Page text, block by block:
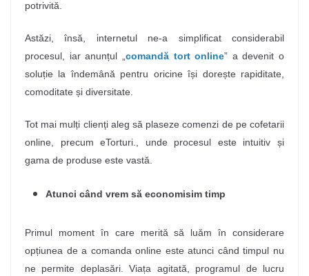
potrivită.
Astăzi, însă, internetul ne-a simplificat considerabil
procesul, iar anunțul „comandă tort online” a devenit o
soluție la îndemână pentru oricine își dorește rapiditate,
comoditate și diversitate.
Tot mai mulți clienți aleg să plaseze comenzi de pe cofetarii
online, precum eTorturi., unde procesul este intuitiv și
gama de produse este vastă.
Atunci când vrem să economisim timp
Primul moment în care merită să luăm în considerare
opțiunea de a comanda online este atunci când timpul nu
ne permite deplasări. Viața agitată, programul de lucru